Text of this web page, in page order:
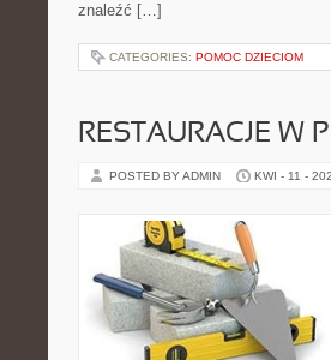
znaleźć […]
CATEGORIES: POMOC DZIECIOM
RESTAURACJE W
POSTED BY ADMIN KWI - 11 -